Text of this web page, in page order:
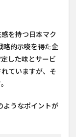
を持つ日本マク
略的示唆を得た企
した味とサービ
ていますが、そ
ようなポイントが